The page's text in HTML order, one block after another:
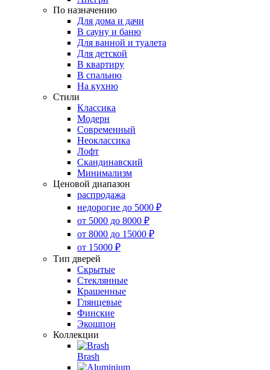
По назначению
Для дома и дачи
В сауну и баню
Для ванной и туалета
Для детской
В квартиру
В спальню
На кухню
Стили
Классика
Модерн
Современный
Неоклассика
Лофт
Скандинавский
Минимализм
Ценовой диапазон
распродажа
недорогие до 5000 ₽
от 5000 до 8000 ₽
от 8000 до 15000 ₽
от 15000 ₽
Тип дверей
Скрытые
Стеклянные
Крашенные
Глянцевые
Финские
Экошпон
Коллекции
Brash